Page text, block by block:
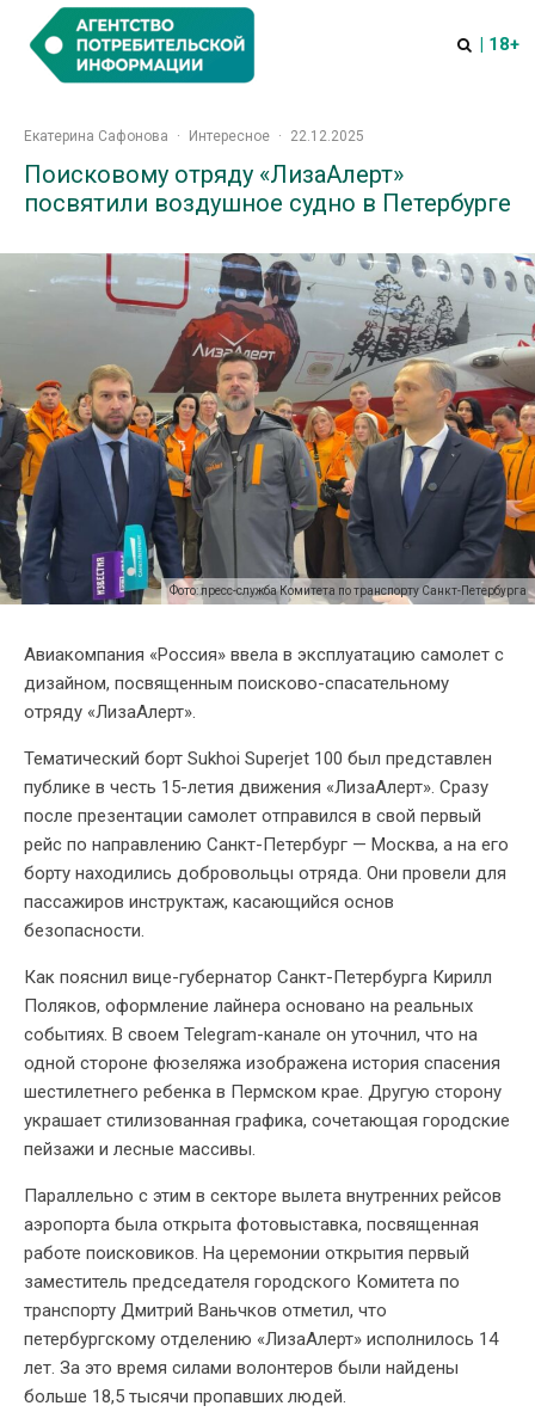
| 18+
Екатерина Сафонова · Интересное · 22.12.2025
Поисковому отряду «ЛизаАлерт»
посвятили воздушное судно в Петербурге
Фото: пресс-служба Комитета по транспорту Санкт-Петербурга
Авиакомпания «Россия» ввела в эксплуатацию самолет с
дизайном, посвященным поисково-спасательному
отряду «ЛизаАлерт».
Тематический борт Sukhoi Superjet 100 был представлен
публике в честь 15-летия движения «ЛизаАлерт». Сразу
после презентации самолет отправился в свой первый
рейс по направлению Санкт-Петербург — Москва, а на его
борту находились добровольцы отряда. Они провели для
пассажиров инструктаж, касающийся основ
безопасности.
Как пояснил вице-губернатор Санкт-Петербурга Кирилл
Поляков, оформление лайнера основано на реальных
событиях. В своем Telegram-канале он уточнил, что на
одной стороне фюзеляжа изображена история спасения
шестилетнего ребенка в Пермском крае. Другую сторону
украшает стилизованная графика, сочетающая городские
пейзажи и лесные массивы.
Параллельно с этим в секторе вылета внутренних рейсов
аэропорта была открыта фотовыставка, посвященная
работе поисковиков. На церемонии открытия первый
заместитель председателя городского Комитета по
транспорту Дмитрий Ваньчков отметил, что
петербургскому отделению «ЛизаАлерт» исполнилось 14
лет. За это время силами волонтеров были найдены
больше 18,5 тысячи пропавших людей.